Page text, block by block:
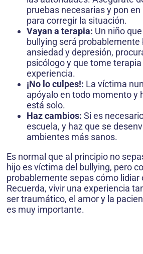
pruebas necesarias y pon
para corregir la situación.
Vayan a terapia: Un niño
bullying será probablemente
ansiedad y depresión,
psicólogo y que tome
experiencia.
¡No lo culpes!: La víctima
apóyalo en todo momento y
está solo.
Haz cambios: Si es
escuela, y haz que se
ambientes más sanos.
Es normal que al principio no
hijo es víctima del bullying, pero
probablemente sepas cómo lidiar
Recuerda, vivir una experiencia
ser traumático, el amor y la
es muy importante.